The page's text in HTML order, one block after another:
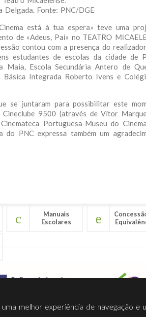
Fonte: PNC/DGE
está à tua espera» teve uma
de «Adeus, Pai» no TEATRO
contou com a presença do
estudantes de escolas da cidade de
Maia, Escola Secundária Antero de
Básica Integrada Roberto Ivens e
se juntaram para possibilitar este
9500 (através de Vítor
Portuguesa-Museu do
do PNC expressa também um
Manuais
Escolares
melhor experiência de navegação e